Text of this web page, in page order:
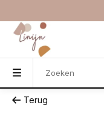
Terug